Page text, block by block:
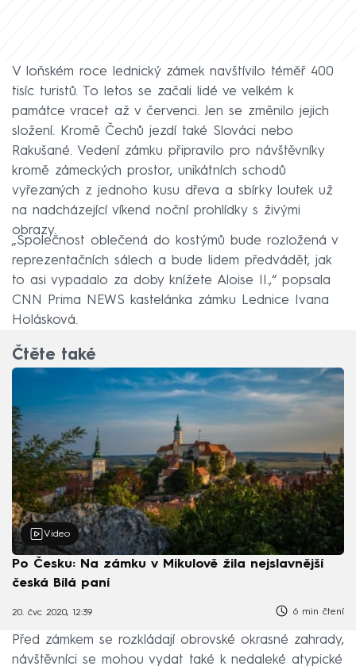
V loňském roce lednický zámek navštívilo téměř 400
tisíc turistů. To letos se začali lidé ve velkém k
památce vracet až v červenci. Jen se změnilo jejich
složení. Kromě Čechů jezdí také Slováci nebo
Rakušané. Vedení zámku připravilo pro návštěvníky
kromě zámeckých prostor, unikátních schodů
vyřezaných z jednoho kusu dřeva a sbírky loutek už
na nadcházející víkend noční prohlídky s živými
obrazy.
„Společnost oblečená do kostýmů bude rozložená v
reprezentačních sálech a bude lidem předvádět, jak
to asi vypadalo za doby knížete Aloise II.,“ popsala
CNN Prima NEWS kastelánka zámku Lednice Ivana
Holásková.
Čtěte také
Video
Po Česku: Na zámku v Mikulově žila nejslavnější
česká Bílá paní
20. čvc 2020, 12:39 6 min čtení
Před zámkem se rozkládají obrovské okrasné zahrady,
návštěvníci se mohou vydat také k nedaleké atypické